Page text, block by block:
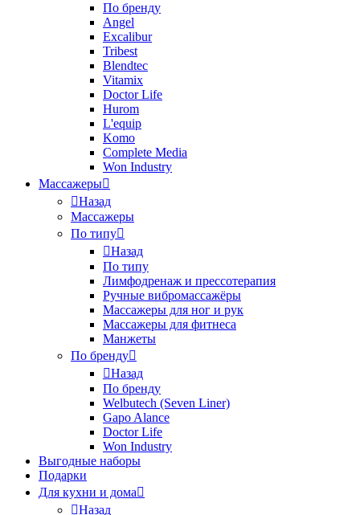
По бренду
Angel
Excalibur
Tribest
Blendtec
Vitamix
Doctor Life
Hurom
L'equip
Komo
Complete Media
Won Industry
Массажеры
Назад
Массажеры
По типу
Назад
По типу
Лимфодренаж и прессотерапия
Ручные вибромассажёры
Массажеры для ног и рук
Массажеры для фитнеса
Манжеты
По бренду
Назад
По бренду
Welbutech (Seven Liner)
Gapo Alance
Doctor Life
Won Industry
Выгодные наборы
Подарки
Для кухни и дома
Назад